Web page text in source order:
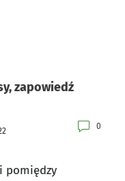
zapowiedź
0
pomiędzy